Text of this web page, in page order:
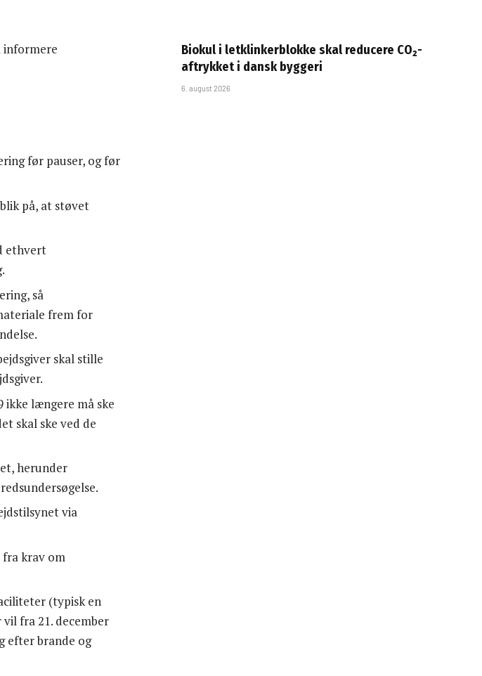
informere
før pauser, og før
på, at støvet
ethvert
så
frem for
skal stille
ikke længere må ske
skal ske ved de
herunder
via
fra krav om
(typisk en
fra 21. december
efter brande og
Biokul i letklinkerblokke skal reducere CO₂-
aftrykket i dansk byggeri
6. august 2026